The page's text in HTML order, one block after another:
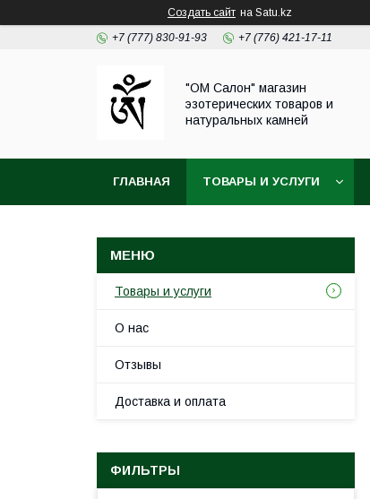
Создать сайт на Satu.kz
+7 (777) 830-91-93 +7 (776) 421-17-11
"ОМ Салон" магазин
эзотерических товаров и
натуральных камней
ГЛАВНАЯ ТОВАРЫ И УСЛУГИ
Товары и услуги
О нас
Отзывы
Доставка и оплата
ФИЛЬТРЫ